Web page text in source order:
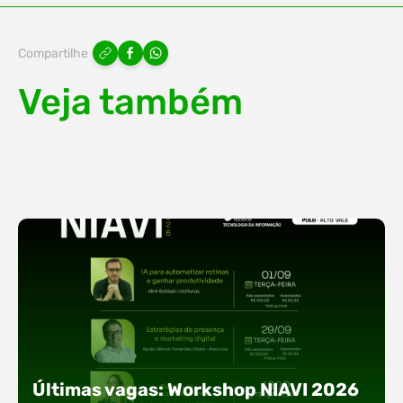
Compartilhe
Veja também
Últimas vagas: Workshop NIAVI 2026